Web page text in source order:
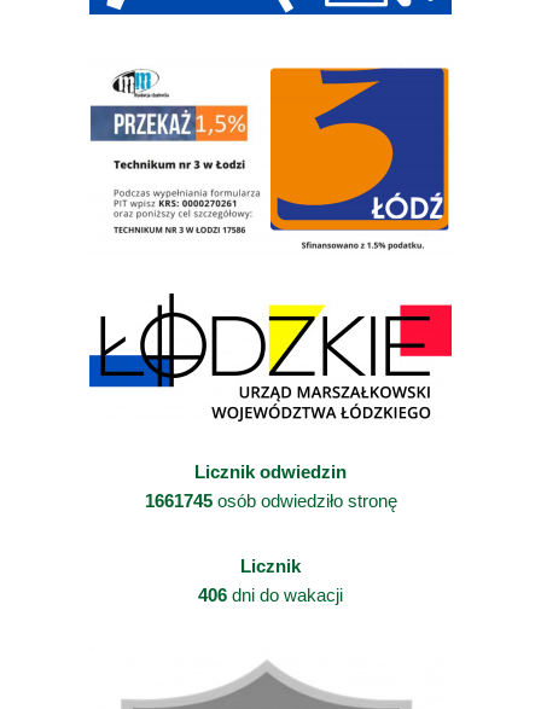
Licznik odwiedzin
1661745osób odwiedziło stronę
Licznik
406 dni do wakacji